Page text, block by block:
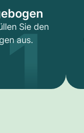
Sie den
aus.
1